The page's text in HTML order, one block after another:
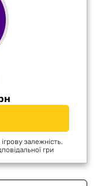
залежність.
гри